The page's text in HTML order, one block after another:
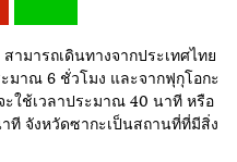
มารถเดินทางจากประเทศไทย
มาณ 6 ชั่วโมง และจากฟุกุโอกะ
ะใช้เวลาประมาณ 40 นาที หรือ
ที จังหวัดซากะเป็นสถานที่ที่มีสิ่ง